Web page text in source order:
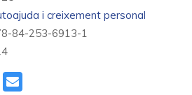
i creixement personal
84-253-6913-1